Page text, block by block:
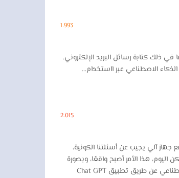
1٬993
في ذلك كتابة رسائل البريد الإلكتروني.
الاصطناعي عبر ااستخدام…
2٬015
آلي يجيب عن أسئلتنا الكونية،
هذا الأمر أصبح واقعًا، وبصورة
محترفة! التقدم التكنولوجي السريع أتاح لنا القدرة على التفاعل مع الذكاء الاصطناعي عن طريق تطبيق Chat GPT